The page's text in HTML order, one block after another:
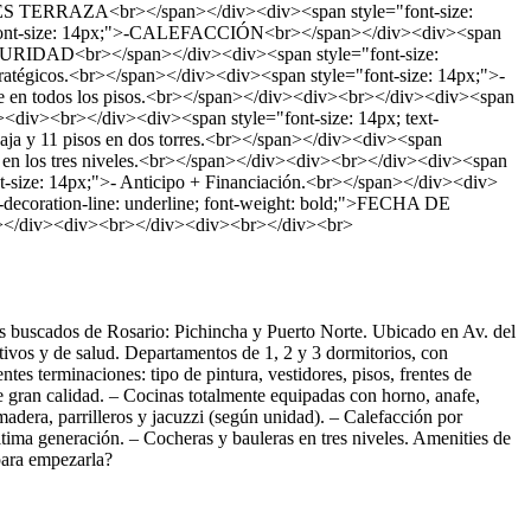
TERRAZA<br></span></div><div><span style="font-size:
size: 14px;">-CALEFACCIÓN<br></span></div><div><span
span></div><div><span style="font-size:
span></div><div><span style="font-size: 14px;">-
todos los pisos.<br></span></div><div><br></div><div><span
div><div><span style="font-size: 14px; text-
y 11 pisos en dos torres.<br></span></div><div><span
los tres niveles.<br></span></div><div><br></div><div><span
14px;">- Anticipo + Financiación.<br></span></div><div>
line: underline; font-weight: bold;">FECHA DE
div><div><br></div><div><br></div><br>
de Rosario: Pichincha y Puerto Norte. Ubicado en Av. del
y de salud. Departamentos de 1, 2 y 3 dormitorios, con
terminaciones: tipo de pintura, vestidores, pisos, frentes de
calidad. – Cocinas totalmente equipadas con horno, anafe,
parrilleros y jacuzzi (según unidad). – Calefacción por
generación. – Cocheras y bauleras en tres niveles. Amenities de
empezarla?